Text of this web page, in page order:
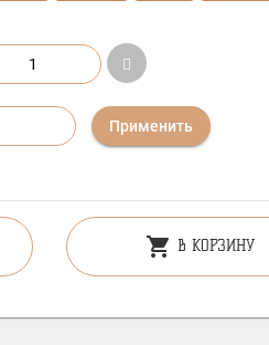
Применить
shopping_cart В КОРЗИНУ